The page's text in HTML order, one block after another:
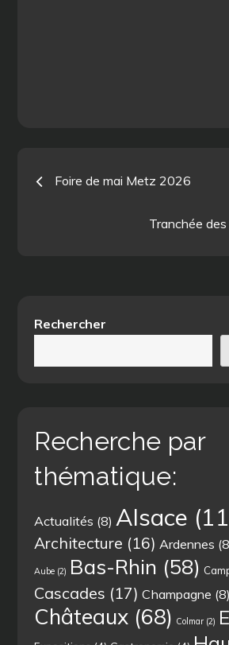
Navigation
Foire de mai Metz 2026
Tranchée
Rechercher
Recherche par
thématique:
Actualités (8) Alsace
Architecture (16) Ardennes
Aube (2) Bas-Rhin (58)
Cascades (17) Champagne (8)
Châteaux (68) Colmar (2)